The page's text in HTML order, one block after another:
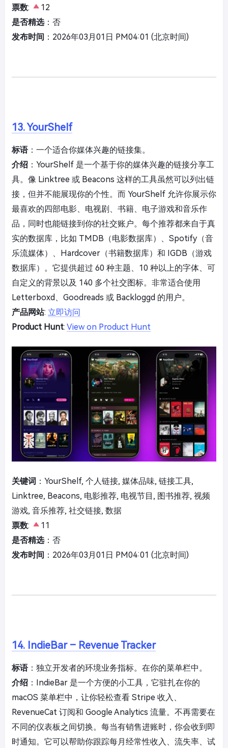
票数:
12
是否精选：否
发布时间 ：2026年03月01日 PM04:01 (北京时间)
13. YourShelf
标语：一个适合你媒体兴趣的链接集。
介绍 ：YourShelf 是一个基于你的媒体兴趣的链接分享工
具。像 Linktree 或 Beacons 这样的工具虽然可以列出链
接，但并不能展现你的个性。而 YourShelf 允许你展示你
最喜欢的四部电影、电视剧、书籍、电子游戏和音乐作
品，同时也能链接到你的社交账户。每个推荐都来自于真
实的数据库，比如 TMDB（电影数据库）、Spotify（音
乐流媒体）、Hardcover（书籍数据库）和 IGDB（游戏
数据库）。它提供超过 60 种主题、10 种以上的字体、可
自定义的背景以及 140 多个社交图标。非常适合使用
Letterboxd、Goodreads 或 Backloggd 的用户。
产品网站: 立即访问
Product Hunt: View on Product Hunt
关键词 ：YourShelf, 个人链接, 媒体品味, 链接工具,
Linktree, Beacons, 电影推荐, 电视节目, 图书推荐, 视频
游戏, 音乐推荐, 社交链接, 数据
票数:
11
是否精选：否
发布时间 ：2026年03月01日 PM04:01 (北京时间)
14. IndieBar – Revenue Tracker
标语：独立开发者的环境业务指标。在你的菜单栏中。
介绍 ：IndieBar 是一个方便的小工具，它驻扎在你的
macOS 菜单栏中，让你轻松查看 Stripe 收入、
RevenueCat 订阅和 Google Analytics 流量。不再需要在
不同的仪表板之间切换。每当有销售进账时，你会收到即
时通知。它可以帮助你跟踪每月经常性收入、流失率、试